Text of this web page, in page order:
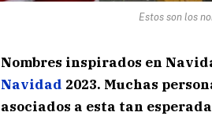
Estos son los
Nombres inspirados en
Navidad 2023. Muchas
asociados a esta tan